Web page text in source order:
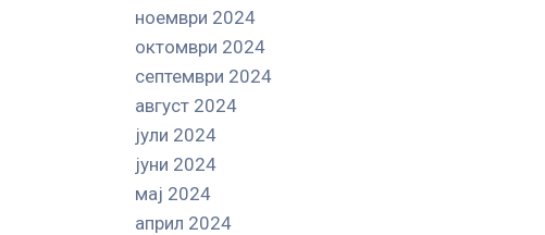
ноември 2024
октомври 2024
септември 2024
август 2024
јули 2024
јуни 2024
мај 2024
април 2024